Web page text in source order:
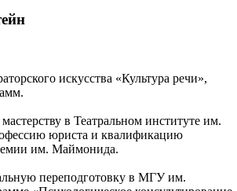
искусства «Культура речи»,
в Театральном институте им.
юриста и квалификацию
им. Маймонида.
переподготовку в МГУ им.